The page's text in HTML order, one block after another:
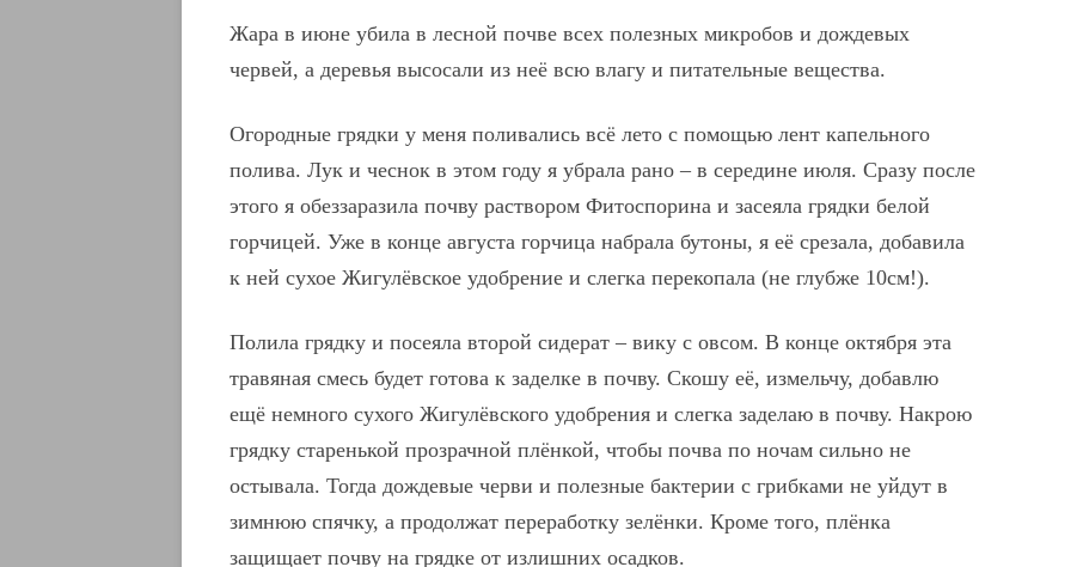
Жара в июне убила в лесной почве всех полезных микробов и дождевых
червей, а деревья высосали из неё всю влагу и питательные вещества.
Огородные грядки у меня поливались всё лето с помощью лент капельного
полива. Лук и чеснок в этом году я убрала рано – в середине июля. Сразу после
этого я обеззаразила почву раствором Фитоспорина и засеяла грядки белой
горчицей. Уже в конце августа горчица набрала бутоны, я её срезала, добавила
к ней сухое Жигулёвское удобрение и слегка перекопала (не глубже 10см!).
Полила грядку и посеяла второй сидерат – вику с овсом. В конце октября эта
травяная смесь будет готова к заделке в почву. Скошу её, измельчу, добавлю
ещё немного сухого Жигулёвского удобрения и слегка заделаю в почву. Накрою
грядку старенькой прозрачной плёнкой, чтобы почва по ночам сильно не
остывала. Тогда дождевые черви и полезные бактерии с грибками не уйдут в
зимнюю спячку, а продолжат переработку зелёнки. Кроме того, плёнка
защищает почву на грядке от излишних осадков.